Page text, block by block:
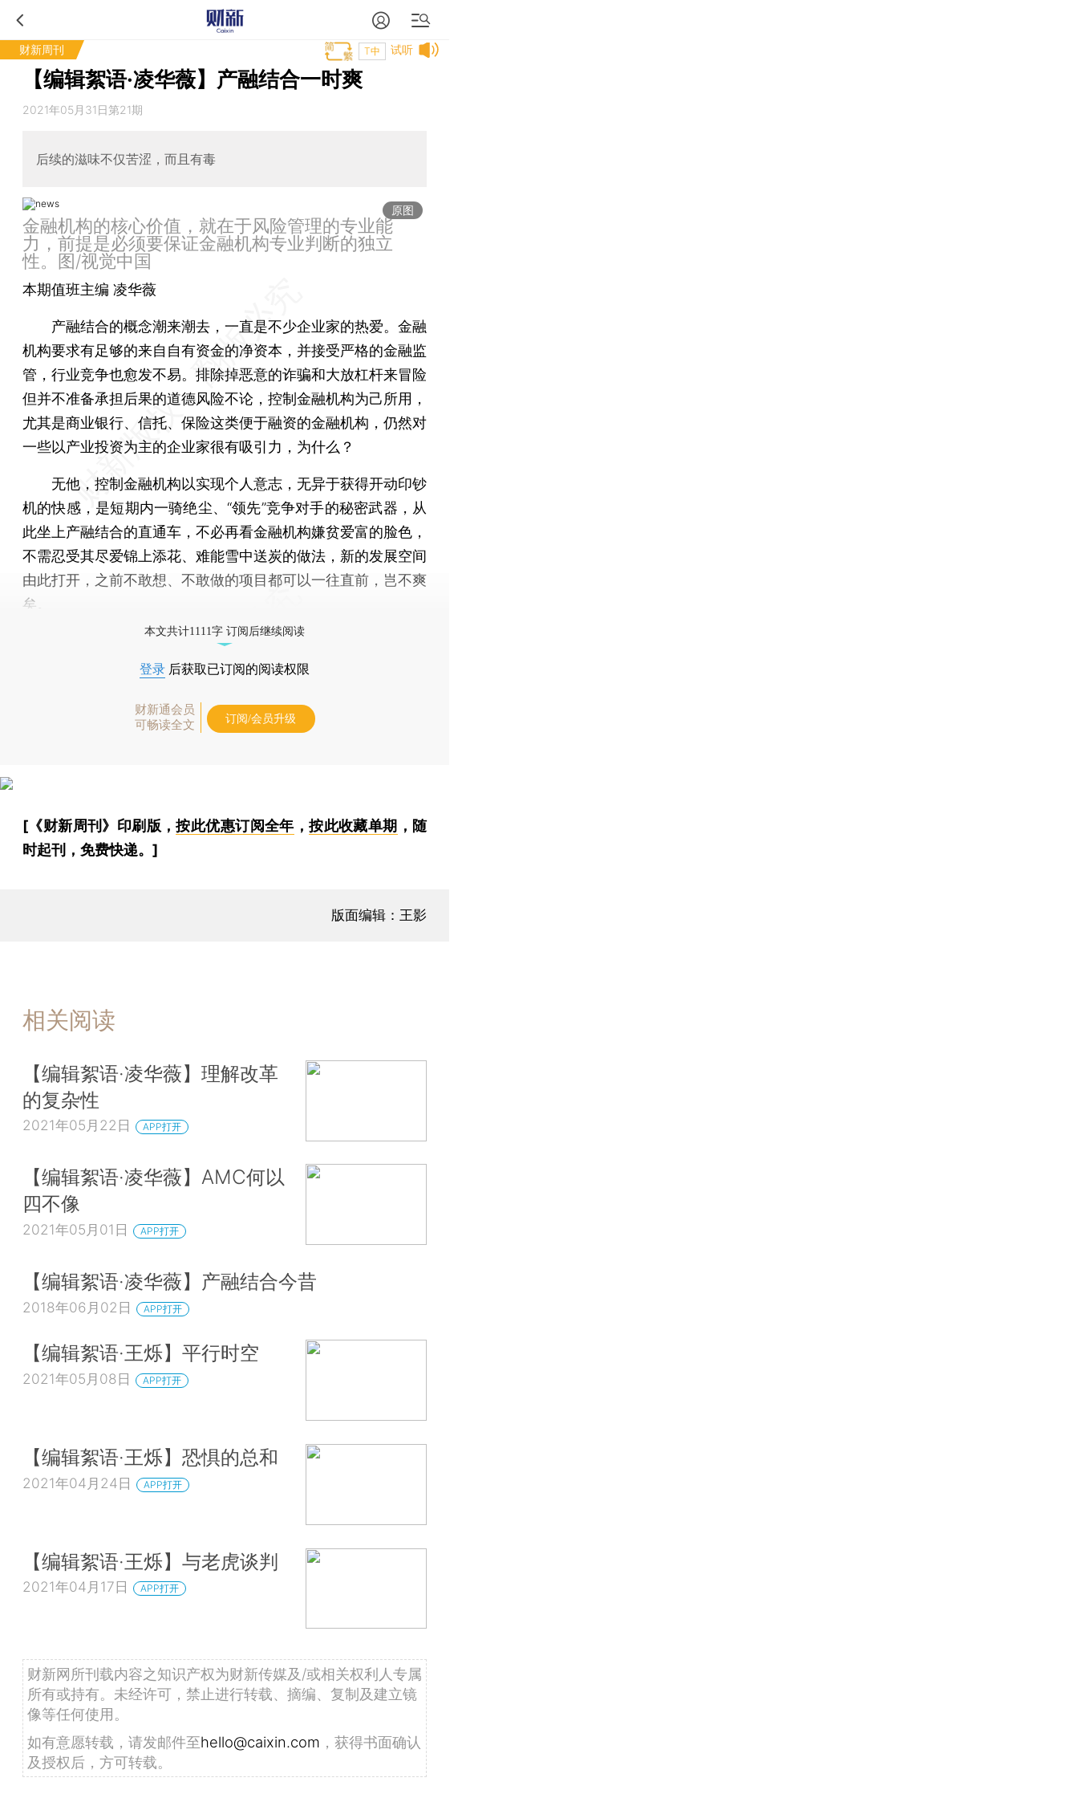
财新周刊 试听
T中
【编辑絮语·凌华薇】产融结合一时爽
2021年05月31日第21期
后续的滋味不仅苦涩，而且有毒
原图
金融机构的核心价值，就在于风险管理的专业能
力，前提是必须要保证金融机构专业判断的独立
性。图/视觉中国
本期值班主编 凌华薇
产融结合的概念潮来潮去，一直是不少企业家的热爱。金融
机构要求有足够的来自自有资金的净资本，并接受严格的金融监
管，行业竞争也愈发不易。排除掉恶意的诈骗和大放杠杆来冒险
但并不准备承担后果的道德风险不论，控制金融机构为己所用，
尤其是商业银行、信托、保险这类便于融资的金融机构，仍然对
一些以产业投资为主的企业家很有吸引力，为什么？
无他，控制金融机构以实现个人意志，无异于获得开动印钞
机的快感，是短期内一骑绝尘、“领先”竞争对手的秘密武器，从
此坐上产融结合的直通车，不必再看金融机构嫌贫爱富的脸色，
不需忍受其尽爱锦上添花、难能雪中送炭的做法，新的发展空间
由此打开，之前不敢想、不敢做的项目都可以一往直前，岂不爽
矣。
本文共计1111字 订阅后继续阅读
登录 后获取已订阅的阅读权限
财新通会员
可畅读全文
订阅/会员升级
[《财新周刊》印刷版，按此优惠订阅全年 ，按此收藏单期 ，随
时起刊，免费快递。]
版面编辑：王影
相关阅读
【编辑絮语·凌华薇】理解改革
的复杂性
2021年05月22日 APP打开
【编辑絮语·凌华薇】AMC何以
四不像
2021年05月01日 APP打开
【编辑絮语·凌华薇】产融结合今昔
2018年06月02日 APP打开
【编辑絮语·王烁】平行时空
2021年05月08日 APP打开
【编辑絮语·王烁】恐惧的总和
2021年04月24日 APP打开
【编辑絮语·王烁】与老虎谈判
2021年04月17日 APP打开
财新网所刊载内容之知识产权为财新传媒及/或相关权利人专属
所有或持有。未经许可，禁止进行转载、摘编、复制及建立镜
像等任何使用。
如有意愿转载，请发邮件至hello@caixin.com ，获得书面确认
及授权后，方可转载。